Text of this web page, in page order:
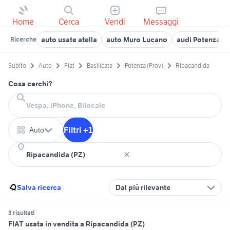
Home Cerca Vendi Messaggi
Ricerche auto usate atella auto Muro Lucano audi Potenza
Subito Auto Fiat Basilicata Potenza (Prov) Ripacandida
Cosa cerchi?
Auto Filtri +1
Salva ricerca Dal più rilevante
3 risultati
FIAT usata in vendita a Ripacandida (PZ)